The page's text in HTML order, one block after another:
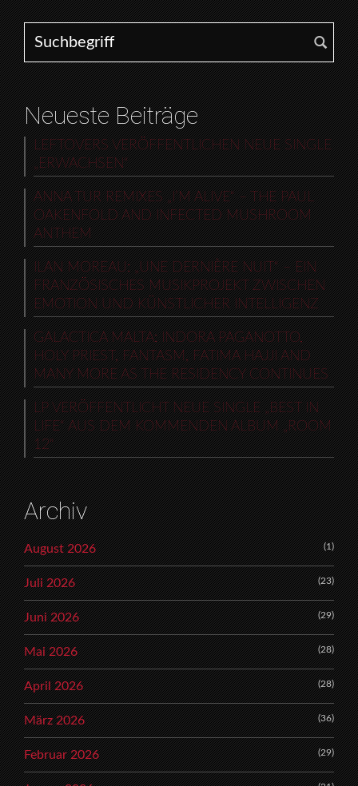
Search for:
Neueste Beiträge
LEFTOVERS VERÖFFENTLICHEN NEUE SINGLE
„ERWACHSEN“
ANNA TUR REMIXES „I’M ALIVE“ – THE PAUL
OAKENFOLD AND INFECTED MUSHROOM
ANTHEM
ILAN MOREAU: „UNE DERNIÈRE NUIT“ – EIN
FRANZÖSISCHES MUSIKPROJEKT ZWISCHEN
EMOTION UND KÜNSTLICHER INTELLIGENZ
GALACTICA MALTA: INDORA PAGANOTTO,
HOLY PRIEST, FANTASM, FATIMA HAJJI AND
MANY MORE AS THE RESIDENCY CONTINUES
LP VERÖFFENTLICHT NEUE SINGLE „BEST IN
LIFE“ AUS DEM KOMMENDEN ALBUM „ROOM
12“
Archiv
August 2026 (1)
Juli 2026 (23)
Juni 2026 (29)
Mai 2026 (28)
April 2026 (28)
März 2026 (36)
Februar 2026 (29)